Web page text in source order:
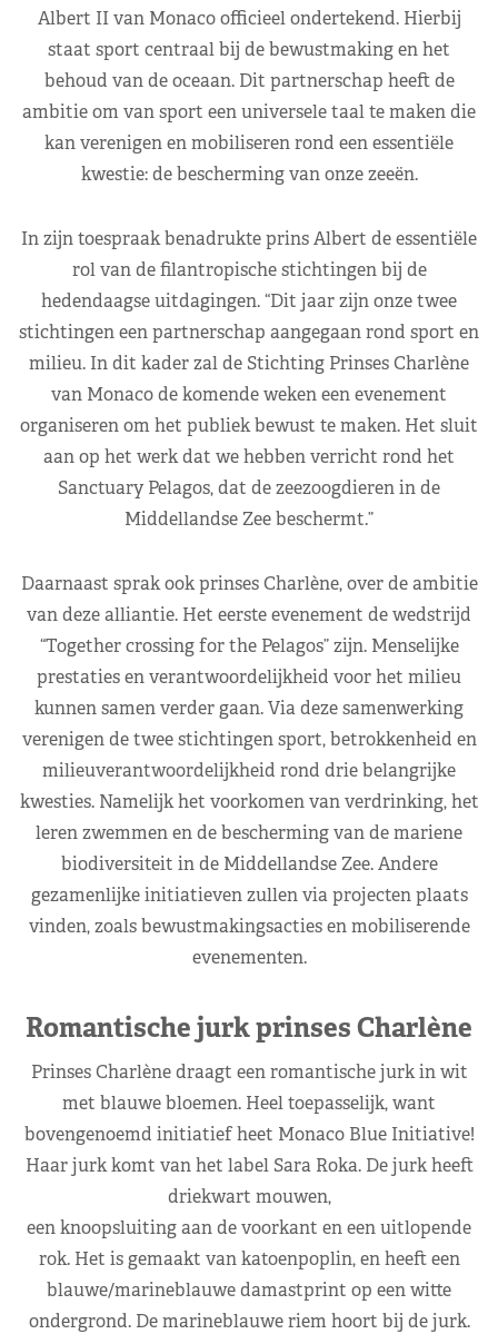
Albert II van Monaco officieel ondertekend. Hierbij
staat sport centraal bij de bewustmaking en het
behoud van de oceaan. Dit partnerschap heeft de
ambitie om van sport een universele taal te maken die
kan verenigen en mobiliseren rond een essentiële
kwestie: de bescherming van onze zeeën.
In zijn toespraak benadrukte prins Albert de essentiële
rol van de filantropische stichtingen bij de
hedendaagse uitdagingen. “Dit jaar zijn onze twee
stichtingen een partnerschap aangegaan rond sport en
milieu. In dit kader zal de Stichting Prinses Charlène
van Monaco de komende weken een evenement
organiseren om het publiek bewust te maken. Het sluit
aan op het werk dat we hebben verricht rond het
Sanctuary Pelagos, dat de zeezoogdieren in de
Middellandse Zee beschermt.”
Daarnaast sprak ook prinses Charlène, over de ambitie
van deze alliantie. Het eerste evenement de wedstrijd
“Together crossing for the Pelagos” zijn. Menselijke
prestaties en verantwoordelijkheid voor het milieu
kunnen samen verder gaan. Via deze samenwerking
verenigen de twee stichtingen sport, betrokkenheid en
milieuverantwoordelijkheid rond drie belangrijke
kwesties. Namelijk het voorkomen van verdrinking, het
leren zwemmen en de bescherming van de mariene
biodiversiteit in de Middellandse Zee. Andere
gezamenlijke initiatieven zullen via projecten plaats
vinden, zoals bewustmakingsacties en mobiliserende
evenementen.
Romantische jurk prinses Charlène
Prinses Charlène draagt een romantische jurk in wit
met blauwe bloemen. Heel toepasselijk, want
bovengenoemd initiatief heet Monaco Blue Initiative!
Haar jurk komt van het label Sara Roka. De jurk heeft
driekwart mouwen,
een knoopsluiting aan de voorkant en een uitlopende
rok. Het is gemaakt van katoenpoplin, en heeft een
blauwe/marineblauwe damastprint op een witte
ondergrond. De marineblauwe riem hoort bij de jurk.